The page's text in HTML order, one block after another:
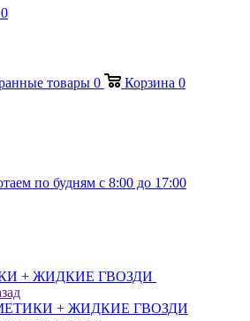
0
товары 0 Корзина 0
по будням с 8:00 до 17:00
+ ЖИДКИЕ ГВОЗДИ
+ ЖИДКИЕ ГВОЗДИ